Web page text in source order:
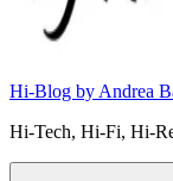
Hi-Blog by Andrea
Hi-Tech, Hi-Fi, Hi-